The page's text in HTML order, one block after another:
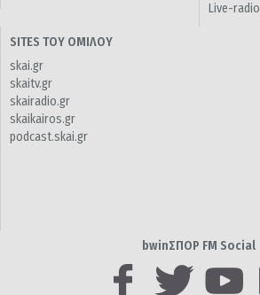
Live-radio
SITES ΤΟΥ ΟΜΙΛΟΥ
skai.gr
skaitv.gr
skairadio.gr
skaikairos.gr
podcast.skai.gr
bwinΣΠΟΡ FM Social